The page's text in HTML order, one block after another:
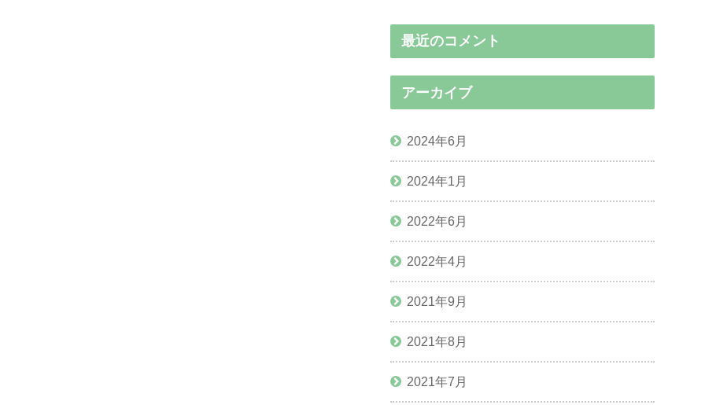
最近のコメント
アーカイブ
2024年6月
2024年1月
2022年6月
2022年4月
2021年9月
2021年8月
2021年7月